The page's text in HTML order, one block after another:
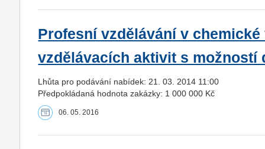
Profesní vzdělávání v
vzdělávacích aktivit s možností
Lhůta pro podávání nabídek: 21. 03. 2014 11:00
Předpokládaná hodnota zakázky: 1 000 000 Kč
06. 05. 2016